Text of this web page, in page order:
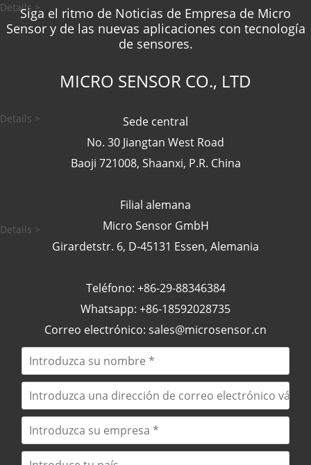
Details >
Details >
Details >
Siga el ritmo de Noticias de Empresa de Micro
Sensor y de las nuevas aplicaciones con tecnología
de sensores.
MICRO SENSOR CO., LTD
Sede central
No. 30 Jiangtan West Road
Baoji 721008, Shaanxi, P.R. China
Filial alemana
Micro Sensor GmbH
Girardetstr. 6, D-45131 Essen, Alemania
Teléfono: +86-29-88346384
Whatsapp: +86-18592028735
Correo electrónico: sales@microsensor.cn